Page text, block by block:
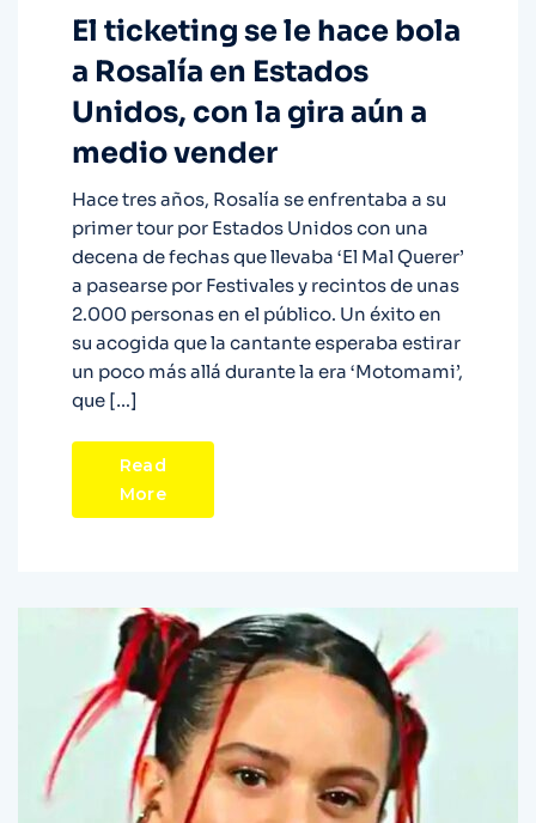
El ticketing se le hace bola
a Rosalía en Estados
Unidos, con la gira aún a
medio vender
Hace tres años, Rosalía se enfrentaba a su
primer tour por Estados Unidos con una
decena de fechas que llevaba ‘El Mal Querer’
a pasearse por Festivales y recintos de unas
2.000 personas en el público. Un éxito en
su acogida que la cantante esperaba estirar
un poco más allá durante la era ‘Motomami’,
que […]
Read
More